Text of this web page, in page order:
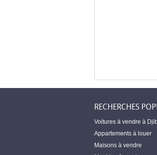
RECHERCHES
Voitures à vendre à
Appartements à louer
Maisons à vendre